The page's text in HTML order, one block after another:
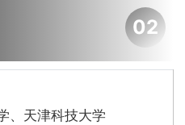
02
、天津科技大学